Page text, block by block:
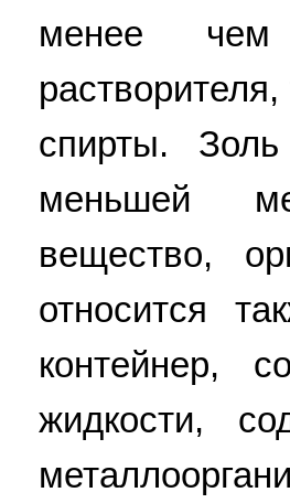
менее чем
спирты.
меньшей
вещество,
относится
контейнер,
жидкости,